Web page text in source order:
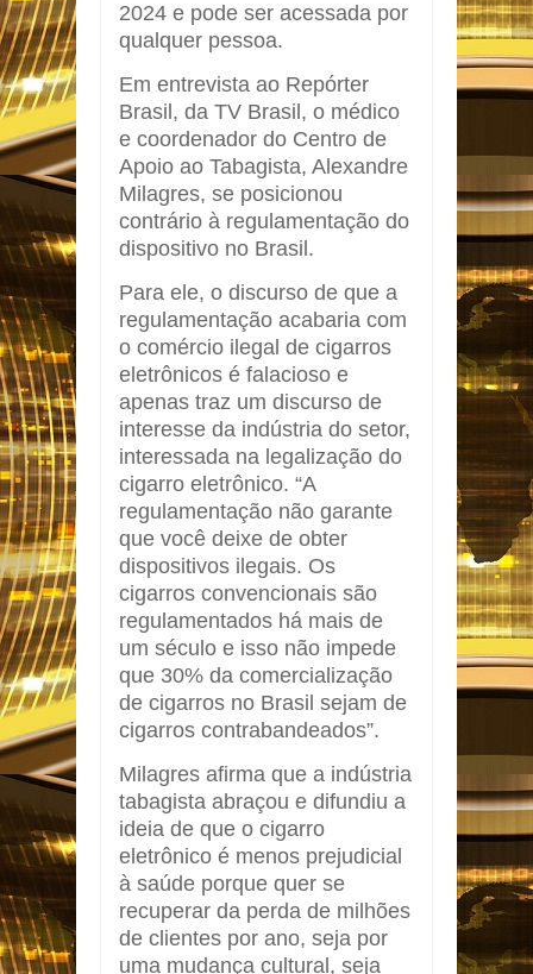
2024 e pode ser acessada por
qualquer pessoa.
Em entrevista ao Repórter
Brasil, da TV Brasil, o médico
e coordenador do Centro de
Apoio ao Tabagista, Alexandre
Milagres, se posicionou
contrário à regulamentação do
dispositivo no Brasil.
Para ele, o discurso de que a
regulamentação acabaria com
o comércio ilegal de cigarros
eletrônicos é falacioso e
apenas traz um discurso de
interesse da indústria do setor,
interessada na legalização do
cigarro eletrônico. “A
regulamentação não garante
que você deixe de obter
dispositivos ilegais. Os
cigarros convencionais são
regulamentados há mais de
um século e isso não impede
que 30% da comercialização
de cigarros no Brasil sejam de
cigarros contrabandeados”.
Milagres afirma que a indústria
tabagista abraçou e difundiu a
ideia de que o cigarro
eletrônico é menos prejudicial
à saúde porque quer se
recuperar da perda de milhões
de clientes por ano, seja por
uma mudança cultural, seja